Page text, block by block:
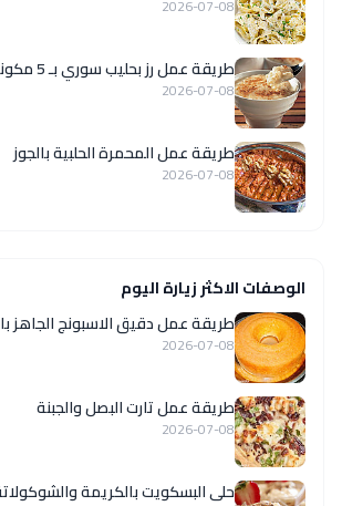
2026-07-08
طريقة عمل رز بحليب سوري بـ 5 مكونات
2026-07-08
طريقة عمل المحمرة الحلبية بالجوز
2026-07-08
الوصفات الاكثر زيارة اليوم
طريقة عمل دقيق الاسبونج الجاهز
2026-07-08
طريقة عمل تارت البصل والجبنة
2026-07-08
حلى البسكويت بالكريمة